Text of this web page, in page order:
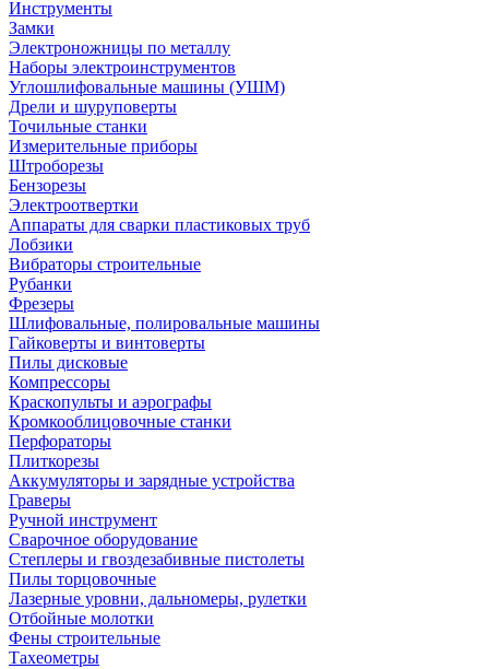
Инструменты
Замки
Электроножницы по металлу
Наборы электроинструментов
Углошлифовальные машины (УШМ)
Дрели и шуруповерты
Точильные станки
Измерительные приборы
Штроборезы
Бензорезы
Электроотвертки
Аппараты для сварки пластиковых труб
Лобзики
Вибраторы строительные
Рубанки
Фрезеры
Шлифовальные, полировальные машины
Гайковерты и винтоверты
Пилы дисковые
Компрессоры
Краскопульты и аэрографы
Кромкооблицовочные станки
Перфораторы
Плиткорезы
Аккумуляторы и зарядные устройства
Граверы
Ручной инструмент
Сварочное оборудование
Степлеры и гвоздезабивные пистолеты
Пилы торцовочные
Лазерные уровни, дальномеры, рулетки
Отбойные молотки
Фены строительные
Тахеометры